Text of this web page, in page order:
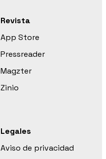
Revista
App Store
Pressreader
Magzter
Zinio
Legales
Aviso de privacidad